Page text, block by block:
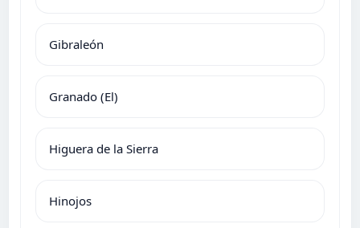
Gibraleón
Granado (El)
Higuera de la Sierra
Hinojos